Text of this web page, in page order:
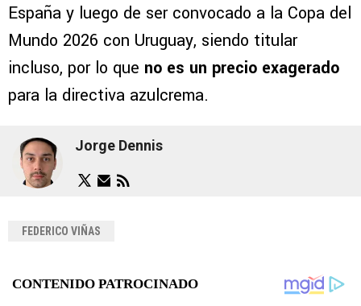
España y luego de ser convocado a la Copa del
Mundo 2026 con Uruguay, siendo titular
incluso, por lo que no es un precio exagerado
para la directiva azulcrema.
Jorge Dennis
FEDERICO VIÑAS